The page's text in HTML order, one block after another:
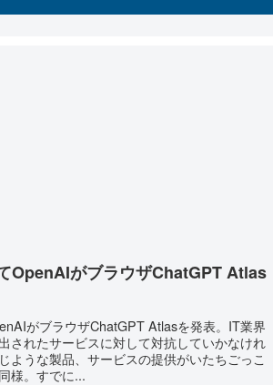
OpenAIがブラウザChatGPT Atlas
がブラウザChatGPT Atlasを発表。IT業界
されたサービスに対して対抗していかなけれ
ような製品、サービスの提供がいたちごっこ
様。すでに...